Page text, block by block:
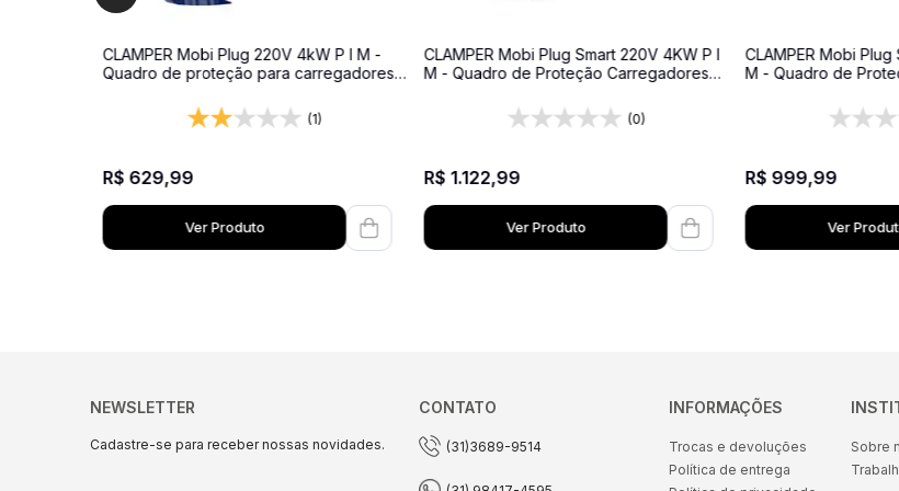
CLAMPER Mobi Plug 220V 4kW P I M -
Quadro de proteção para carregadores
Cinza - Com Medidor de Energia
(1)
R$ 629,99
Ver Produto
CLAMPER Mobi Plug Smart 220V 4KW P I
M - Quadro de Proteção Carregadores
medidor de Energia
(0)
R$ 1.122,99
Ver Produto
CLAMPER Mobi
M - Quadro de
Medidor de Energia
R$ 999,99
Ver
NEWSLETTER
Cadastre-se para receber nossas novidades.
CONTATO
(31)3689-9514
INFORMAÇÕES
Trocas e devoluções
Política de entrega
Sobre